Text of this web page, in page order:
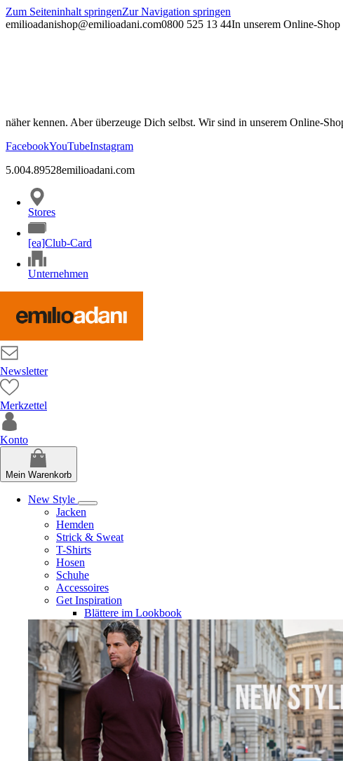
Zum Seiteninhalt springenZur Navigation springen
emilioadanishop@emilioadani.com0800 525 13 44In unserem Online-
näher kennen. Aber überzeuge Dich selbst. Wir sind in unserem Online-
FacebookYouTubeInstagram
5.004.89528emilioadani.com
Stores
[ea]Club-Card
Unternehmen
Newsletter
Merkzettel
Konto
Mein Warenkorb
New Style
Jacken
Hemden
Strick & Sweat
T-Shirts
Hosen
Schuhe
Accessoires
Get Inspiration
Blättere im Lookbook